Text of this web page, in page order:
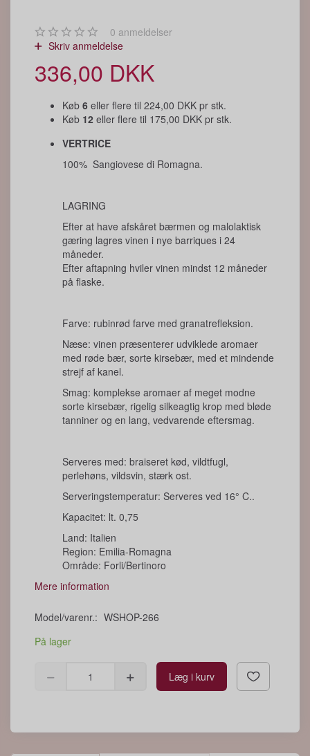
0 anmeldelser
Skriv anmeldelse
336,00 DKK
Køb 6 eller flere til 224,00 DKK pr stk.
Køb 12 eller flere til 175,00 DKK pr stk.
VERTRICE
100% Sangiovese di Romagna.
LAGRING
Efter at have afskåret bærmen og malolaktisk
gæring lagres vinen i nye barriques i 24
måneder.
Efter aftapning hviler vinen mindst 12 måneder
på flaske.
Farve: rubinrød farve med granatrefleksion.
Næse: vinen præsenterer udviklede aromaer
med røde bær, sorte kirsebær, med et mindende
strejf af kanel.
Smag: komplekse aromaer af meget modne
sorte kirsebær, rigelig silkeagtig krop med bløde
tanniner og en lang, vedvarende eftersmag.
Serveres med: braiseret kød, vildtfugl,
perlehøns, vildsvin, stærk ost.
Serveringstemperatur: Serveres ved 16° C..
Kapacitet: lt. 0,75
Land: Italien
Region: Emilia-Romagna
Område: Forli/Bertinoro
Mere information
Model/varenr.: WSHOP-266
På lager
Læg i kurv